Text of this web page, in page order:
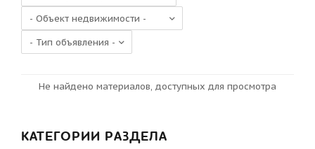
Не найдено материалов, доступных для просмотра
КАТЕГОРИИ РАЗДЕЛА